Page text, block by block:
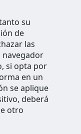
su
de
las
navegador
si opta por
en un
se aplique
deberá
otro